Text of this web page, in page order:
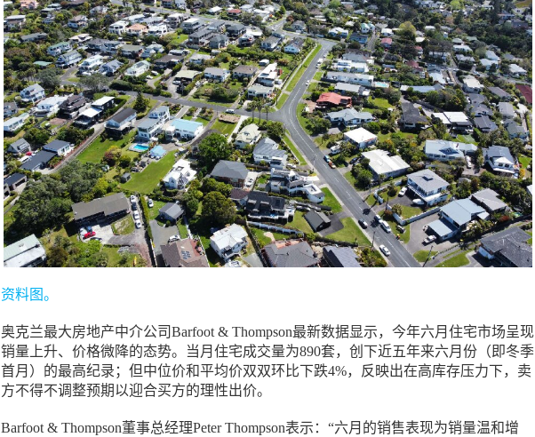
资料图。
奥克兰最大房地产中介公司Barfoot & Thompson最新数据显示，今年六月住宅市场呈现
销量上升、价格微降的态势。当月住宅成交量为890套，创下近五年来六月份（即冬季
首月）的最高纪录；但中位价和平均价双双环比下跌4%，反映出在高库存压力下，卖
方不得不调整预期以迎合买方的理性出价。
Barfoot & Thompson董事总经理Peter Thompson表示：“六月的销售表现为销量温和增